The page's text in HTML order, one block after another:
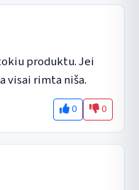
produktu. Jei
visai rimta niša.
0 0